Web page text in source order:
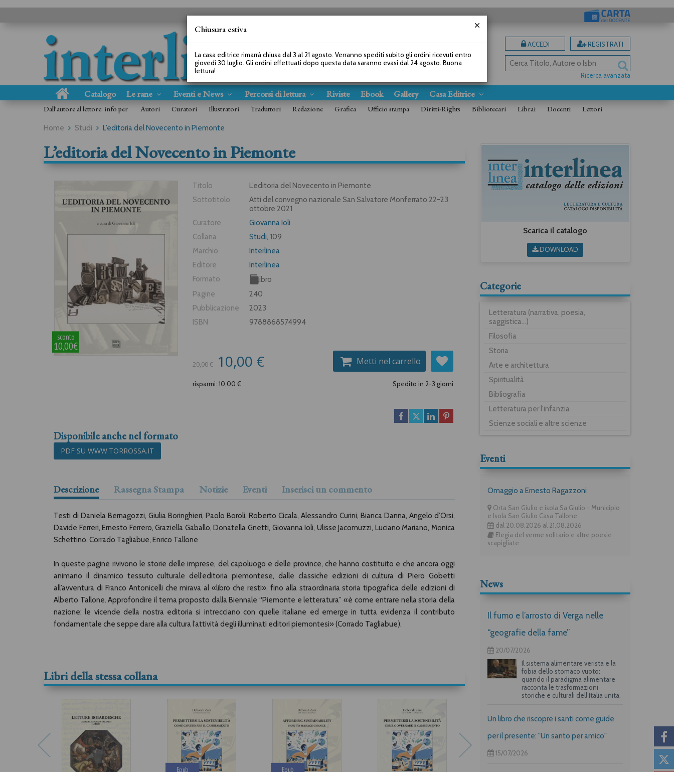
ACCEDI REGISTRATI
Ricerca avanzata
Catalogo Le rane Eventi e News Percorsi di lettura Riviste Ebook Gallery Casa Editrice
Dall'autore al lettore: info per Autori Curatori Illustratori Traduttori Redazione Grafica Ufficio stampa Diritti-Rights Bibliotecari Librai Docenti Lettori
Home Studi L’editoria del Novecento in Piemonte
L’editoria del Novecento in Piemonte
sconto
10,00€
Titolo
L’editoria del Novecento in Piemonte
Sottotitolo
Atti del convegno nazionale San Salvatore Monferrato 22-23
ottobre 2021
Curatore
Giovanna Ioli
Collana
Studi, 109
Marchio
Interlinea
Editore
Interlinea
Formato
Libro
Pagine
240
Pubblicazione
2023
ISBN
9788868574994
20,00 € 10,00 € Metti nel carrello
risparmi: 10,00 € Spedito in 2-3 giorni
Disponibile anche nel formato
PDF SU WWW.TORROSSA.IT
Descrizione Rassegna Stampa Notizie Eventi Inserisci un commento
Testi di Daniela Bernagozzi, Giulia Boringhieri, Paolo Boroli, Roberto Cicala, Alessandro Curini, Bianca Danna, Angelo d’Orsi,
Davide Ferreri, Ernesto Ferrero, Graziella Gaballo, Donatella Gnetti, Giovanna Ioli, Ulisse Jacomuzzi, Luciano Mariano, Monica
Schettino, Corrado Tagliabue, Enrico Tallone
In queste pagine rivivono le storie delle imprese, del capoluogo e delle province, che hanno costituito e che ancora oggi
animano il dinamico tessuto culturale dell’editoria piemontese, dalle classiche edizioni di cultura di Piero Gobetti
all’avventura di Franco Antonicelli che mirava al «libro che resti», fino alla straordinaria storia tipografica delle edizioni di
Alberto Tallone. Approfondire il tema proposto dalla Biennale “Piemonte e letteratura” «è come entrare nella storia della
nazione: le vicende della nostra editoria si intrecciano con quelle italiane ed emerge in tutta evidenza il contributo
fondamentale che seppe dare alla cultura l’attività degli illuminati editori piemontesi» (Corrado Tagliabue).
Libri della stessa collana
Epub Epub
Scarica il catalogo
DOWNLOAD
Categorie
Letteratura (narrativa, poesia,
saggistica...)
Filosofia
Storia
Arte e architettura
Spiritualità
Bibliografia
Letteratura per l'infanzia
Scienze sociali e altre scienze
Eventi
Omaggio a Ernesto Ragazzoni
Orta San Giulio e isola Sa Giulio - Municipio
e Isola San Giulio Casa Tallone
dal 20.08.2026 al 21.08.2026
Elegia del verme solitario e altre poesie
scapigliate
News
Il fumo e l’arrosto di Verga nelle
“geografie della fame”
20/07/2026
Il sistema alimentare verista e la
fobia dello stomaco vuoto:
quando il paradigma alimentare
racconta le trasformazioni
storiche e culturali dell’Italia unita.
Un libro che riscopre i santi come guide
per il presente: "Un santo per amico"
15/07/2026
Chiusura estiva
La casa editrice rimarrà chiusa dal 3 al 21 agosto. Verranno spediti subito gli ordini ricevuti entro
giovedì 30 luglio. Gli ordini effettuati dopo questa data saranno evasi dal 24 agosto. Buona
lettura!